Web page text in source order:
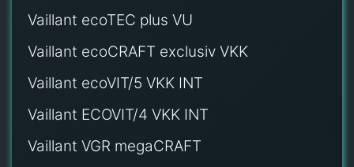
Vaillant ecoTEC plus VU
Vaillant ecoCRAFT exclusiv VKK
Vaillant ecoVIT/5 VKK INT
Vaillant ECOVIT/4 VKK INT
Vaillant VGR megaCRAFT